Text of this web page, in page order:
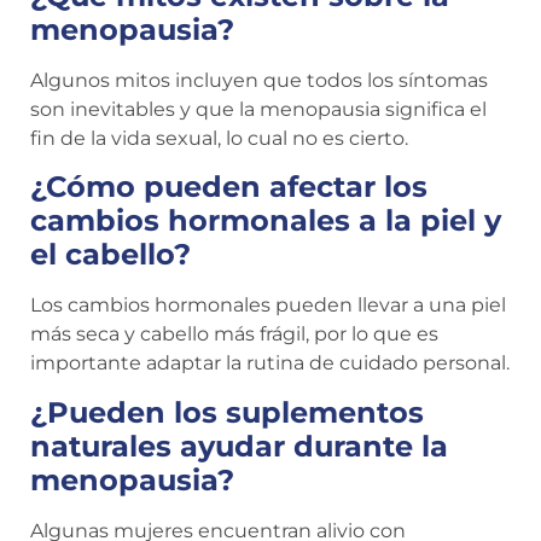
menopausia?
Algunos mitos incluyen que todos los síntomas
son inevitables y que la menopausia significa el
fin de la vida sexual, lo cual no es cierto.
¿Cómo pueden afectar los
cambios hormonales a la piel y
el cabello?
Los cambios hormonales pueden llevar a una piel
más seca y cabello más frágil, por lo que es
importante adaptar la rutina de cuidado personal.
¿Pueden los suplementos
naturales ayudar durante la
menopausia?
Algunas mujeres encuentran alivio con